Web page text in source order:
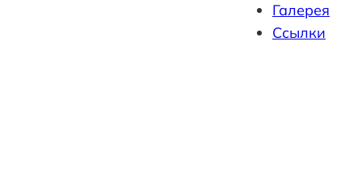
Галерея
Ссылки